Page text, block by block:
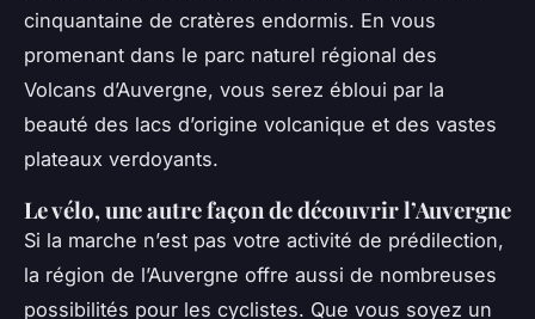
cinquantaine de cratères endormis. En vous
promenant dans le parc naturel régional des
Volcans d’Auvergne, vous serez ébloui par la
beauté des lacs d’origine volcanique et des vastes
plateaux verdoyants.
Le vélo, une autre façon de découvrir l’Auvergne
Si la marche n’est pas votre activité de prédilection,
la région de l’Auvergne offre aussi de nombreuses
possibilités pour les cyclistes. Que vous soyez un